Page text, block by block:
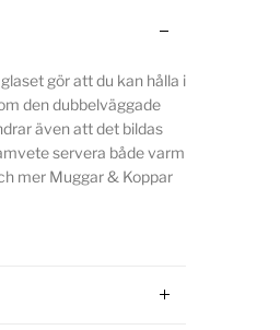
gör att du kan hålla i
den dubbelväggade
även att det bildas
servera både varm
mer Muggar & Koppar